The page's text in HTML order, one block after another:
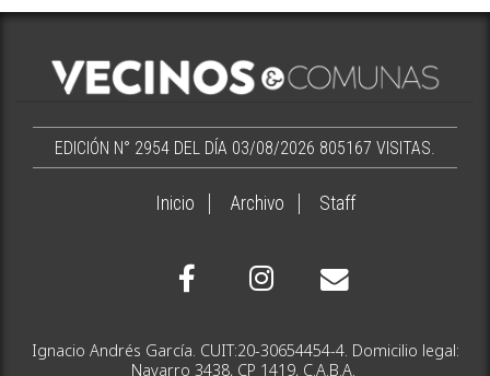
EDICIÓN N° 2954 DEL DÍA 03/08/2026 805167 VISITAS.
Inicio Archivo Staff
Ignacio Andrés García. CUIT:20-30654454-4. Domicilio legal:
Navarro 3438, CP 1419, C.A.B.A.